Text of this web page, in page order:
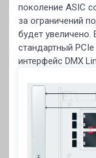
поколение ASIC
за ограничений
будет
стандартный
интерфейс DMX